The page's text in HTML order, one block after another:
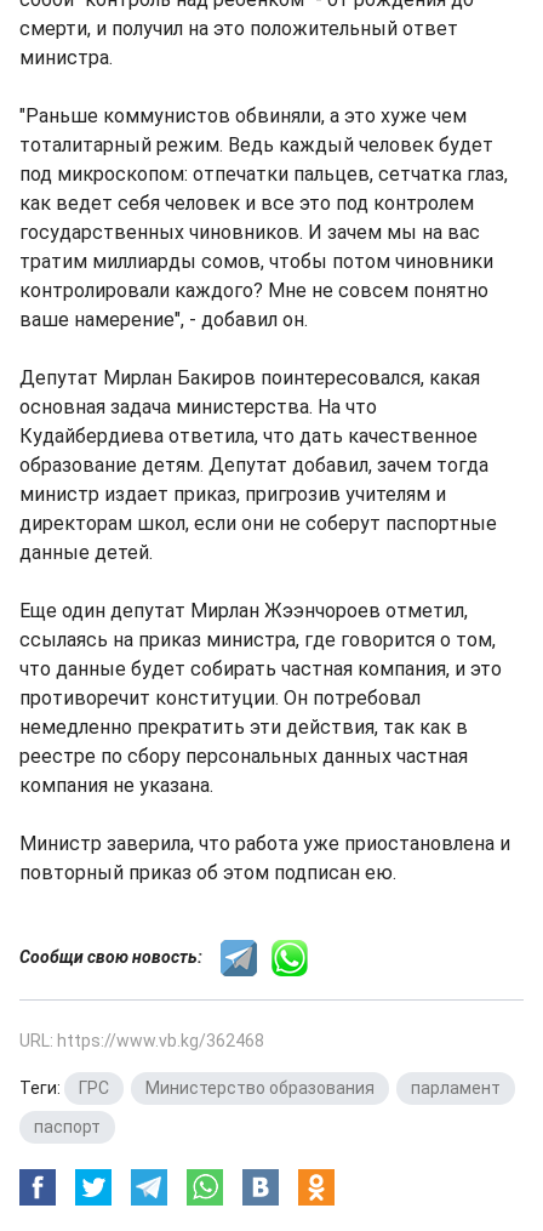
смерти, и получил на это положительный ответ
министра.
"Раньше коммунистов обвиняли, а это хуже чем
тоталитарный режим. Ведь каждый человек будет
под микроскопом: отпечатки пальцев, сетчатка глаз,
как ведет себя человек и все это под контролем
государственных чиновников. И зачем мы на вас
тратим миллиарды сомов, чтобы потом чиновники
контролировали каждого? Мне не совсем понятно
ваше намерение", - добавил он.
Депутат Мирлан Бакиров поинтересовался, какая
основная задача министерства. На что
Кудайбердиева ответила, что дать качественное
образование детям. Депутат добавил, зачем тогда
министр издает приказ, пригрозив учителям и
директорам школ, если они не соберут паспортные
данные детей.
Еще один депутат Мирлан Жээнчороев отметил,
ссылаясь на приказ министра, где говорится о том,
что данные будет собирать частная компания, и это
противоречит конституции. Он потребовал
немедленно прекратить эти действия, так как в
реестре по сбору персональных данных частная
компания не указана.
Министр заверила, что работа уже приостановлена и
повторный приказ об этом подписан ею.
Сообщи свою новость:
URL: https://www.vb.kg/362468
Теги: ГРС Министерство образования парламент
паспорт